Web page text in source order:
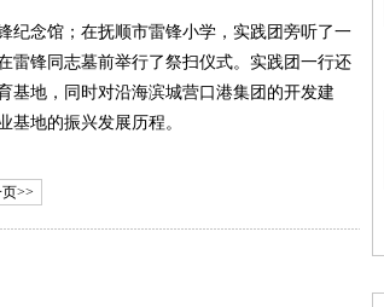
念馆；在抚顺市雷锋小学，实践团旁听了一
雷锋同志墓前举行了祭扫仪式。实践团一行还
基地，同时对沿海滨城营口港集团的开发建
地的振兴发展历程。
>>